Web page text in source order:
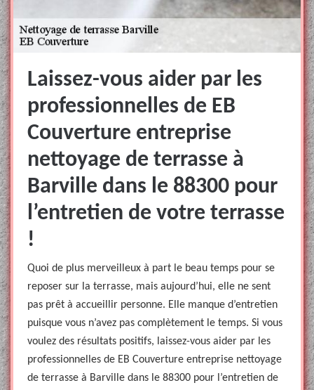
Laissez-vous aider par les
professionnelles de EB
Couverture entreprise
nettoyage de terrasse à
Barville dans le 88300 pour
l’entretien de votre terrasse
!
Quoi de plus merveilleux à part le beau temps pour se
reposer sur la terrasse, mais aujourd’hui, elle ne sent
pas prêt à accueillir personne. Elle manque d’entretien
puisque vous n’avez pas complètement le temps. Si vous
voulez des résultats positifs, laissez-vous aider par les
professionnelles de EB Couverture entreprise nettoyage
de terrasse à Barville dans le 88300 pour l’entretien de